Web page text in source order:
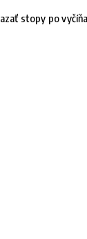
stopy po